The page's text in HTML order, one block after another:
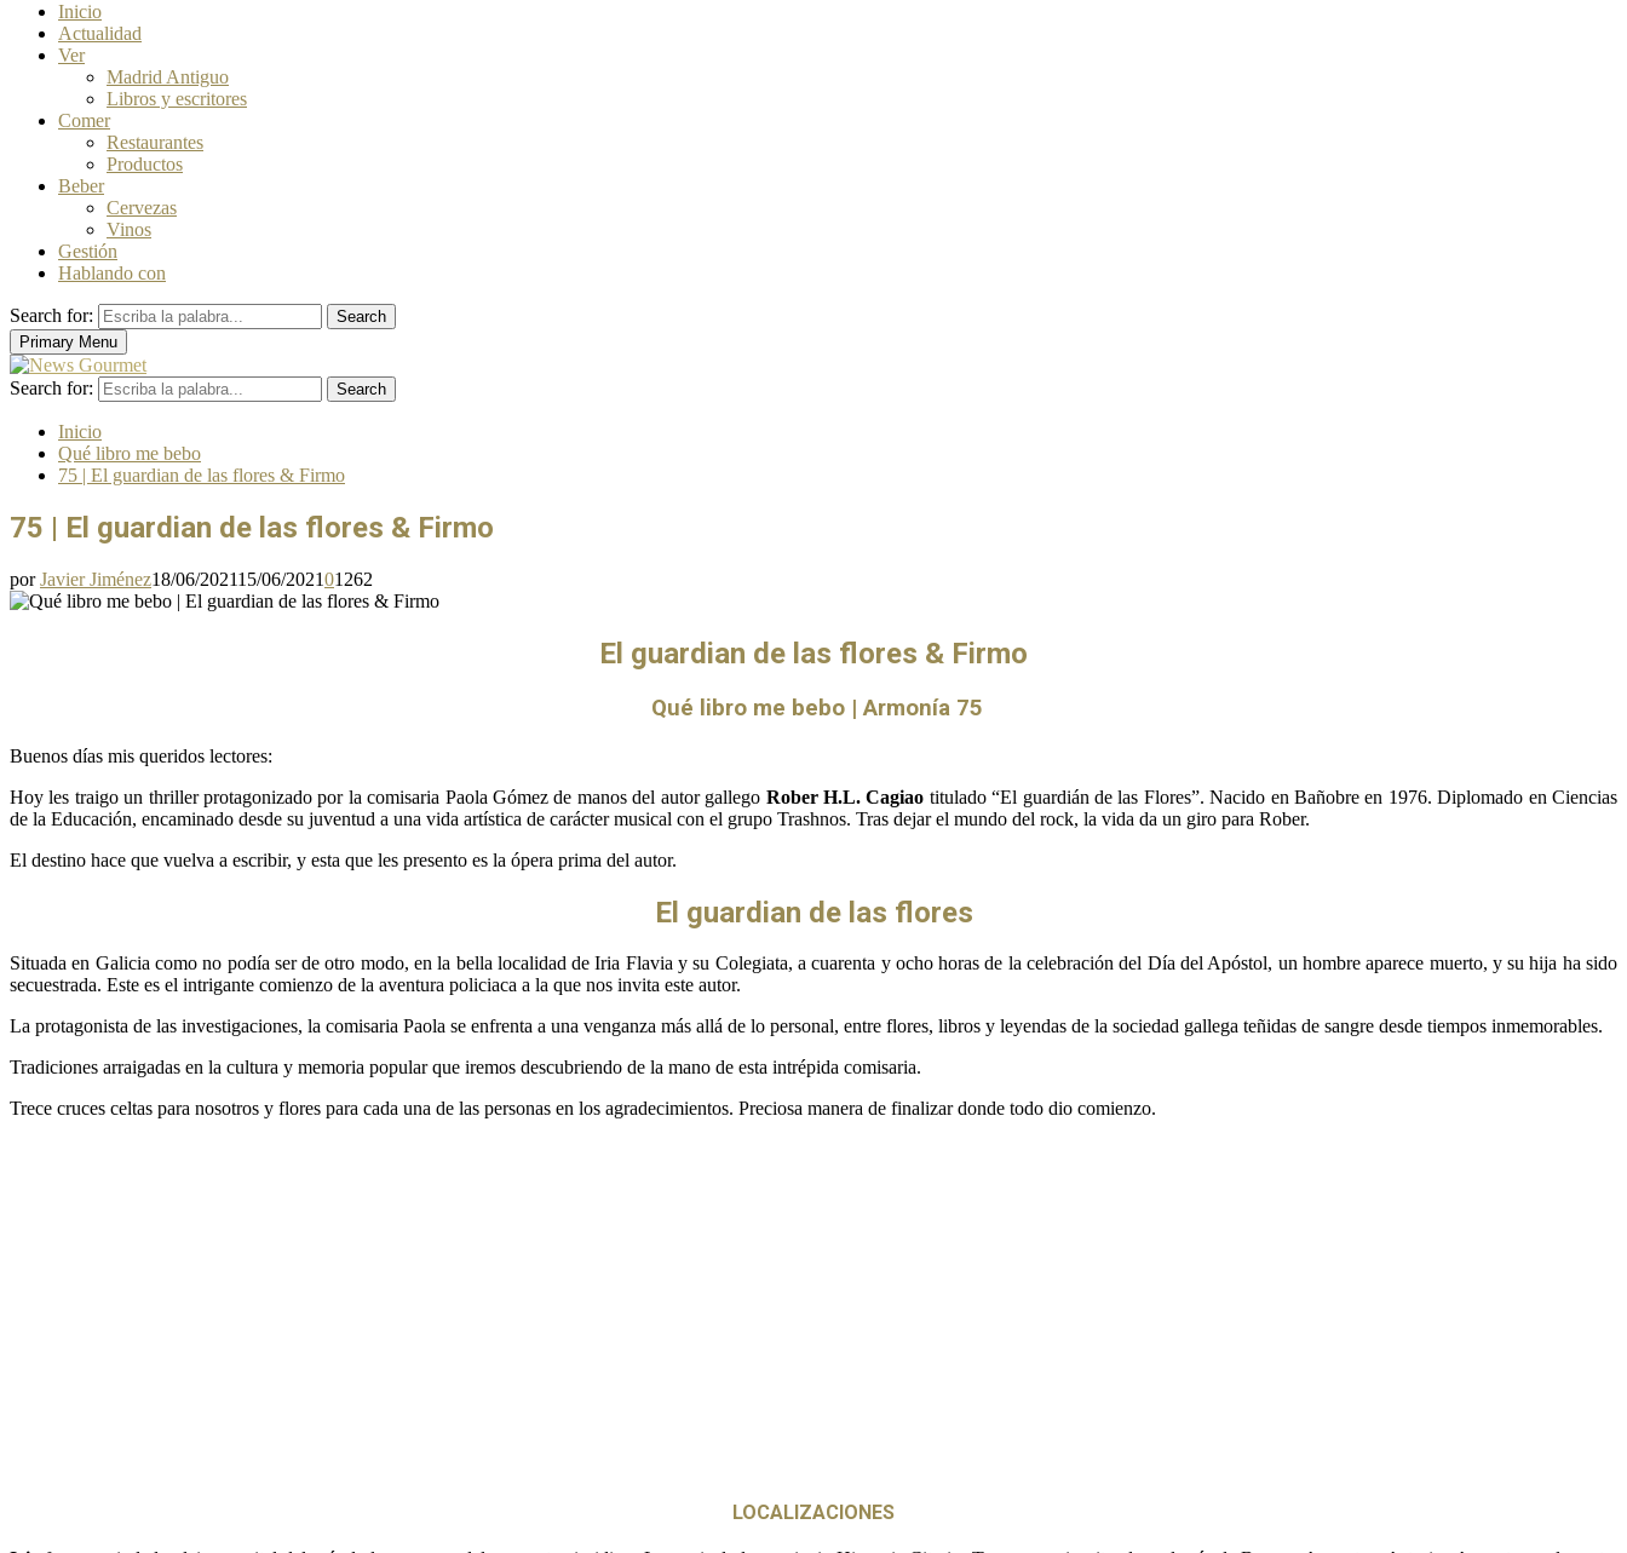
Inicio
Actualidad
Ver
Madrid Antiguo
Libros y escritores
Comer
Restaurantes
Productos
Beber
Cervezas
Vinos
Gestión
Hablando con
Search for:
Search
Primary Menu
Search for: Search
Inicio
Qué libro me bebo
75 | El guardian de las flores & Firmo
75 | El guardian de las flores & Firmo
porJavier Jiménez18/06/202115/06/202101262
El guardian de las flores & Firmo
Qué libro me bebo | Armonía 75
Buenos días mis queridos lectores:
Hoy les traigo un thriller protagonizado por la comisaria Paola Gómez de manos del autor gallego Rober H.L. Cagiao titulado “El guardián de las Flores”. Nacido en Bañobre en 1976. Diplomado en Ciencias
de la Educación, encaminado desde su juventud a una vida artística de carácter musical con el grupo Trashnos. Tras dejar el mundo del rock, la vida da un giro para Rober.
El destino hace que vuelva a escribir, y esta que les presento es la ópera prima del autor.
El guardian de las flores
Situada en Galicia como no podía ser de otro modo, en la bella localidad de Iria Flavia y su Colegiata, a cuarenta y ocho horas de la celebración del Día del Apóstol, un hombre aparece muerto, y su hija ha sido
secuestrada. Este es el intrigante comienzo de la aventura policiaca a la que nos invita este autor.
La protagonista de las investigaciones, la comisaria Paola se enfrenta a una venganza más allá de lo personal, entre flores, libros y leyendas de la sociedad gallega teñidas de sangre desde tiempos inmemorables.
Tradiciones arraigadas en la cultura y memoria popular que iremos descubriendo de la mano de esta intrépida comisaria.
Trece cruces celtas para nosotros y flores para cada una de las personas en los agradecimientos. Preciosa manera de finalizar donde todo dio comienzo.
LOCALIZACIONES